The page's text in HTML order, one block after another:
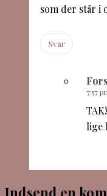
som der står i
Svar
7:57
lige
Indsend en